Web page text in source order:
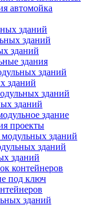
автомойка
зданий
зданий
зданий
здания
зданий
зданий
зданий
зданий
здание
проекты
зданий
зданий
зданий
контейнеров
под ключ
зданий